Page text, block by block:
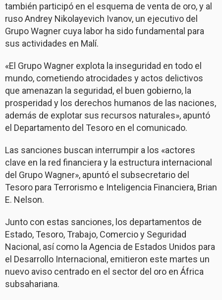
también participó en el esquema de venta de oro, y al
ruso Andrey Nikolayevich Ivanov, un ejecutivo del
Grupo Wagner cuya labor ha sido fundamental para
sus actividades en Malí.
«El Grupo Wagner explota la inseguridad en todo el
mundo, cometiendo atrocidades y actos delictivos
que amenazan la seguridad, el buen gobierno, la
prosperidad y los derechos humanos de las naciones,
además de explotar sus recursos naturales», apuntó
el Departamento del Tesoro en el comunicado.
Las sanciones buscan interrumpir a los «actores
clave en la red financiera y la estructura internacional
del Grupo Wagner», apuntó el subsecretario del
Tesoro para Terrorismo e Inteligencia Financiera, Brian
E. Nelson.
Junto con estas sanciones, los departamentos de
Estado, Tesoro, Trabajo, Comercio y Seguridad
Nacional, así como la Agencia de Estados Unidos para
el Desarrollo Internacional, emitieron este martes un
nuevo aviso centrado en el sector del oro en África
subsahariana.